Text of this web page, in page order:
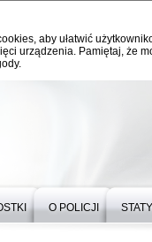
aby ułatwić
urządzenia. Pamiętaj, że
O POLICJI